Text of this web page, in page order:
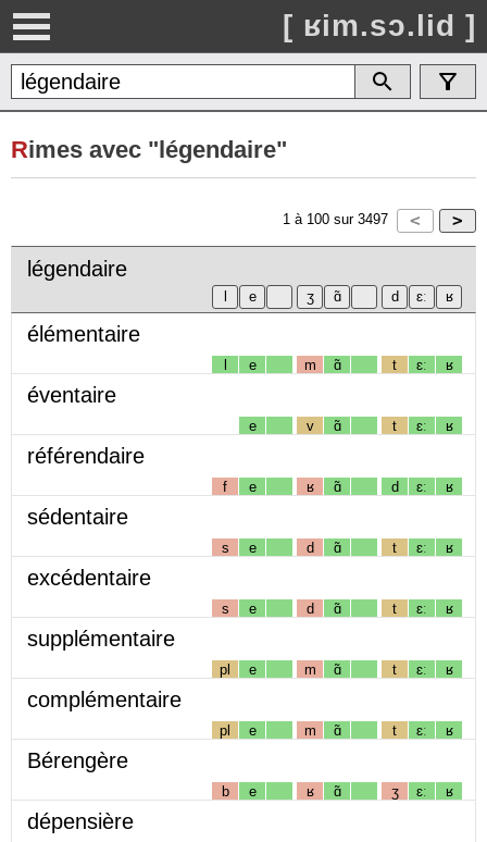
[ ʁim.sɔ.lid ]
Rimes avec "légendaire"
1 à 100 sur 3497
légendaire
élémentaire
l e m ɑ̃ t ɛː ʁ
éventaire
e v ɑ̃ t ɛː ʁ
référendaire
f e ʁ ɑ̃ d ɛː ʁ
sédentaire
s e d ɑ̃ t ɛː ʁ
excédentaire
s e d ɑ̃ t ɛː ʁ
supplémentaire
pl e m ɑ̃ t ɛː ʁ
complémentaire
pl e m ɑ̃ t ɛː ʁ
Bérengère
b e ʁ ɑ̃ ʒ ɛː ʁ
dépensière